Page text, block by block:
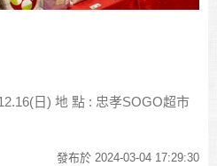
發布於 2024-03-04 17:29:30